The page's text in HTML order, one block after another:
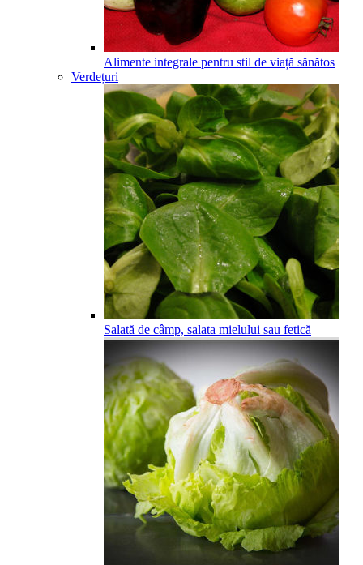
Alimente integrale pentru stil de viață sănătos
Verdețuri
Salată de câmp, salata mielului sau fetică